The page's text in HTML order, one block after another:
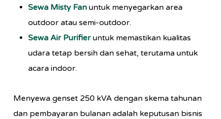
Sewa Misty Fanuntuk menyegarkan area
outdoor atau semi-outdoor.
Sewa Air Purifieruntuk memastikan kualitas
udara tetap bersih dan sehat, terutama untuk
acara indoor.
Menyewa genset 250 kVA dengan skema tahunan
dan pembayaran bulanan adalah keputusan bisnis